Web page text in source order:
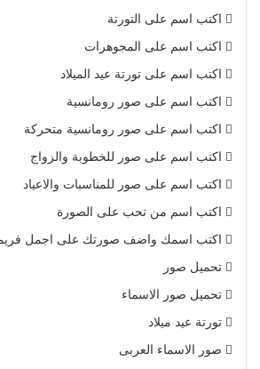
اكتب اسم على التورتة
اكتب اسم على المجوهرات
اكتب اسم على تورتة عيد الميلاد
اكتب اسم على صور رومانسية
اكتب اسم على صور رومانسية متحركة
اكتب اسم على صور للخطوبة والزواج
اكتب اسم على صور للمناسبات والاعياد
اكتب اسم من تحب على الصورة
اكتب اسمك واضف صورتك على اجمل
تحميل صور
تحميل صور الاسماء
تورتة عيد ميلاد
صور الاسماء العربى